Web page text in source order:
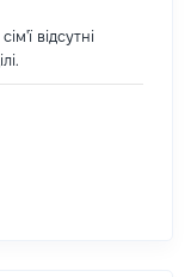
відсутні